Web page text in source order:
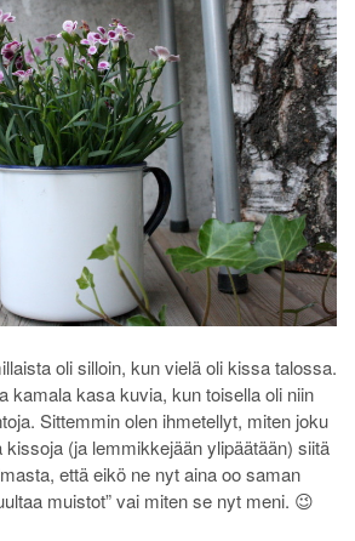
oli silloin, kun vielä oli kissa talossa.
kamala kasa kuvia, kun toisella oli niin
Sittemmin olen ihmetellyt, miten joku
(ja lemmikkejään ylipäätään) siitä
että eikö ne nyt aina oo saman
muistot” vai miten se nyt meni. 😉